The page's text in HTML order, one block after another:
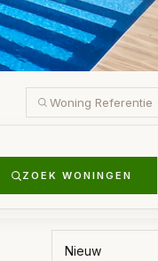
ZOEK WONINGEN
SORTEER OP